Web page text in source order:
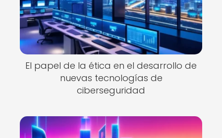
El papel de la ética en el desarrollo de
nuevas tecnologías de
ciberseguridad